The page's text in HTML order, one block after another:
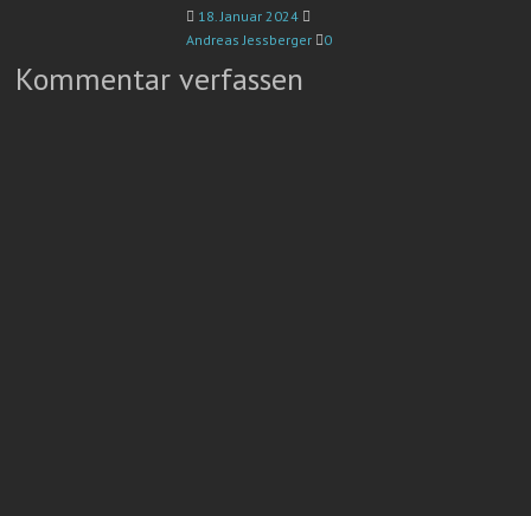
18. Januar 2024
Andreas Jessberger
0
Kommentar verfassen